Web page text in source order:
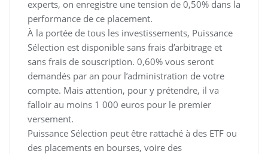
experts, on enregistre une tension de 0,50% dans la
performance de ce placement.
À la portée de tous les investissements, Puissance
Sélection est disponible sans frais d’arbitrage et
sans frais de souscription. 0,60% vous seront
demandés par an pour l’administration de votre
compte. Mais attention, pour y prétendre, il va
falloir au moins 1 000 euros pour le premier
versement.
Puissance Sélection peut être rattaché à des ETF ou
des placements en bourses, voire des